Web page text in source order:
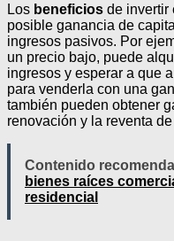
Los beneficios de invertir
posible ganancia de
ingresos pasivos. Por
un precio bajo, puede
ingresos y esperar a que
para venderla con una
también pueden obtener
renovación y la reventa
Contenido
bienes raíces
residencial